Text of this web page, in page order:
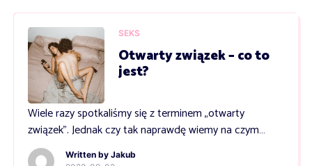
ruchu. Całowanie to automatyczna i banalnie prosta
czynność – warto jednak pamiętać o […]
SEKS
Otwarty związek – co to
jest?
Wiele razy spotkaliśmy się z terminem „otwarty
związek”. Jednak czy tak naprawdę wiemy na czym
dokładnie polega ta forma relacji? Co to znaczy
Written by Jakub